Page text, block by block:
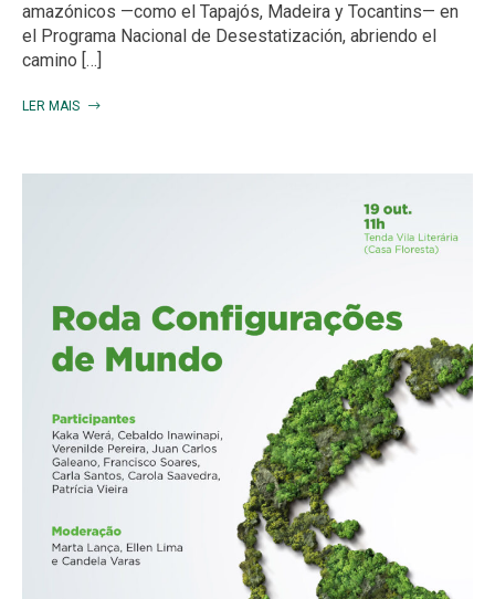
amazónicos —como el Tapajós, Madeira y Tocantins— en
el Programa Nacional de Desestatización, abriendo el
camino […]
LER MAIS